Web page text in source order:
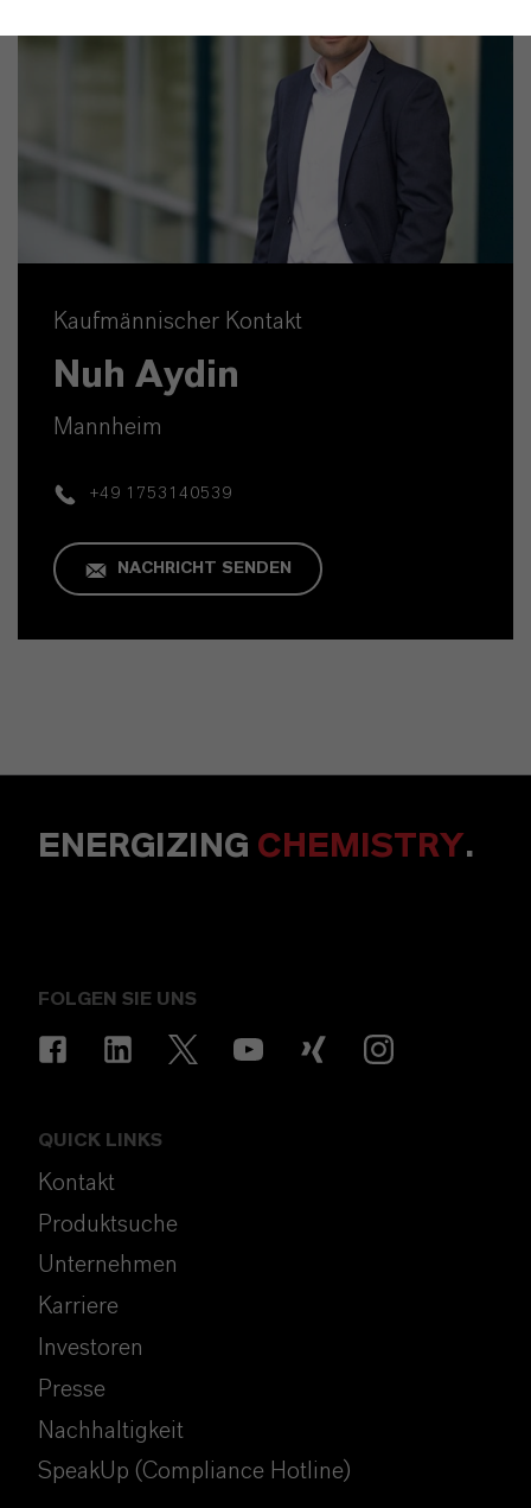
Kaufmännischer Kontakt
Nuh Aydin
Mannheim
+49 1753140539
NACHRICHT SENDEN
ENERGIZING CHEMISTRY.
FOLGEN SIE UNS
QUICK LINKS
Kontakt
Produktsuche
Unternehmen
Karriere
Investoren
Presse
Nachhaltigkeit
SpeakUp (Compliance Hotline)